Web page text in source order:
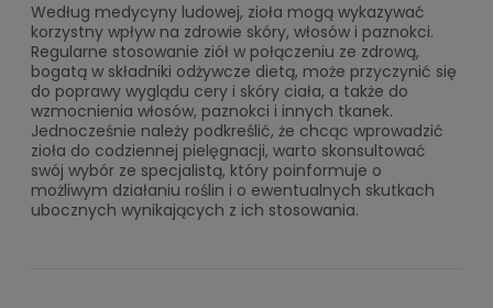
Według medycyny ludowej, zioła mogą wykazywać
korzystny wpływ na zdrowie skóry, włosów i paznokci.
Regularne stosowanie ziół w połączeniu ze zdrową,
bogatą w składniki odżywcze dietą, może przyczynić się
do poprawy wyglądu cery i skóry ciała, a także do
wzmocnienia włosów, paznokci i innych tkanek.
Jednocześnie należy podkreślić, że chcąc wprowadzić
zioła do codziennej pielęgnacji, warto skonsultować
swój wybór ze specjalistą, który poinformuje o
możliwym działaniu roślin i o ewentualnych skutkach
ubocznych wynikających z ich stosowania.